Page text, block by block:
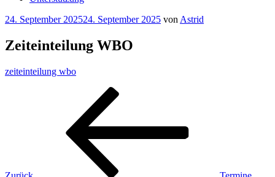
Veröffentlicht
24. September 202524. September 2025 von Astrid
Zeiteinteilung WBO
zeiteinteilung wbo
Beitragsnavigation